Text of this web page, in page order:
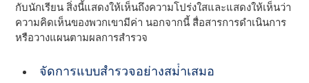
กับนักเรียน สิ่งนี้แสดงให้เห็นถึงความโปร่งใสและแสดงให้เห็นว่า
ความคิดเห็นของพวกเขามีค่า นอกจากนี้ สื่อสารการดําเนินการ
หรือวางแผนตามผลการสํารวจ
จัดการแบบสํารวจอย่างสม่ําเสมอ